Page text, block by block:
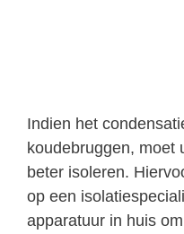
Indien het
koudebruggen, moet
beter isoleren.
op een
apparatuur in huis